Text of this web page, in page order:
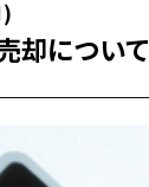
却について